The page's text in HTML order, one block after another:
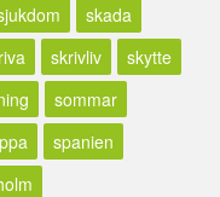
skada
skrivliv
skytte
sommar
spanien